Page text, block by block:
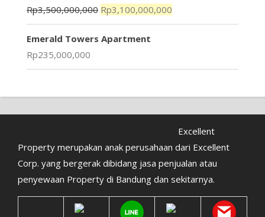
Rp3,500,000,000 Rp3,100,000,000
Emerald Towers Apartment
Rp235,000,000
Excellent
Property merupakan anak perusahaan dari Excellent
Corp. yang bergerak dibidang jasa penjualan atau
penyewaan Property di Bandung dan sekitarnya.